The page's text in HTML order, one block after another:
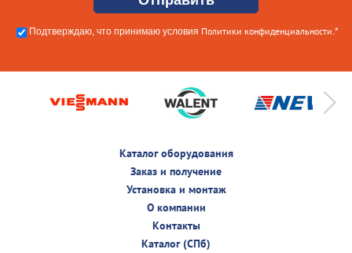
Подтверждаю, что принимаю условия Политики конфиденциальности.*
Каталог оборудования
Заказ и получение
Установка и монтаж
О компании
Контакты
Каталог (СПб)